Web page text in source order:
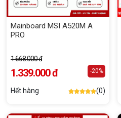
Mainboard MSI A520M A
PRO
1.668.000 đ
1.339.000 đ -20%
Hết hàng (0)